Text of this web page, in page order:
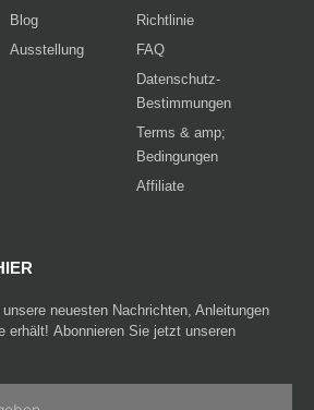
Blog
Ausstellung
Richtlinie
FAQ
Datenschutz-
Bestimmungen
Terms & amp;
Bedingungen
Affiliate
neuesten Nachrichten, Anleitungen
erhält! Abonnieren Sie jetzt unseren